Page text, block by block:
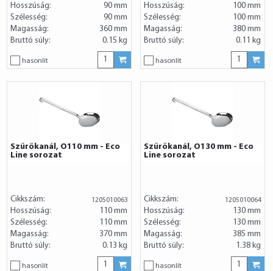
Hosszúság:
90 mm
Szélesség:
90 mm
Magasság:
360 mm
Bruttó súly:
0.15 kg
hasonlít
Hosszúság:
100 mm
Szélesség:
100 mm
Magasság:
380 mm
Bruttó súly:
0.11 kg
hasonlít
Szűrőkanál, O110 mm - Eco
Line sorozat
Cikkszám: 1205010063
Hosszúság:
110 mm
Szélesség:
110 mm
Magasság:
370 mm
Bruttó súly:
0.13 kg
hasonlít
Szűrőkanál, O130 mm - Eco
Line sorozat
Cikkszám: 1205010064
Hosszúság:
130 mm
Szélesség:
130 mm
Magasság:
385 mm
Bruttó súly:
1.38 kg
hasonlít